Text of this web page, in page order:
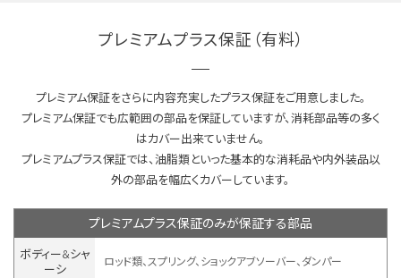
プレミアムプラス保証（有料）
プレミアム保証をさらに内容充実したプラス保証をご用意しました。
プレミアム保証でも広範囲の部品を保証していますが、消耗部品等の多く
はカバー出来ていません。
プレミアムプラス保証では、油脂類といった基本的な消耗品や内外装品以
外の部品を幅広くカバーしています。
プレミアムプラス保証のみが保証する部品
ボディー&シャ
ーシ
ロッド類、スプリング、ショックアブソーバー、ダンパー